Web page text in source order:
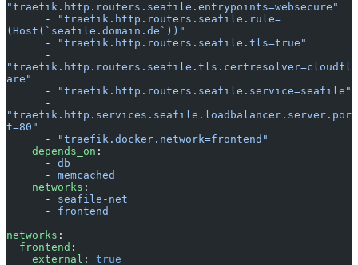
"traefik.http.routers.seafile.entrypoints=websecure"
      -
"traefik.http.routers.seafile.rule=
(Host(`seafile.domain.de`))"
      -
"traefik.http.routers.seafile.tls=true"
"traefik.http.routers.seafile.tls.certresolver=cloudfl
are"
      -
"traefik.http.routers.seafile.service=seafile"
"traefik.http.services.seafile.loadbalancer.server.por
t=80"
      -
"traefik.docker.network=frontend"
    depends_on
:
      -
db
      -
memcached
    networks
:
      -
seafile-net
      -
frontend
networks :
  frontend
:
    external
: true